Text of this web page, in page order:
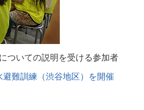
ついての説明を受ける参加者
避難訓練（渋谷地区）を開催